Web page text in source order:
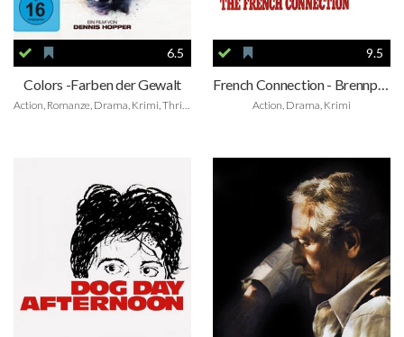
6.5
Colors -Farben der Gewalt
Action, Romanze, Drama, Krimi, Thriller
9.5
French Connection - Brennpunkt Brooklyn
Action, Drama, Krimi